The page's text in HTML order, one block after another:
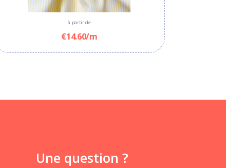
à partir de
€14.60/m
Une question ?